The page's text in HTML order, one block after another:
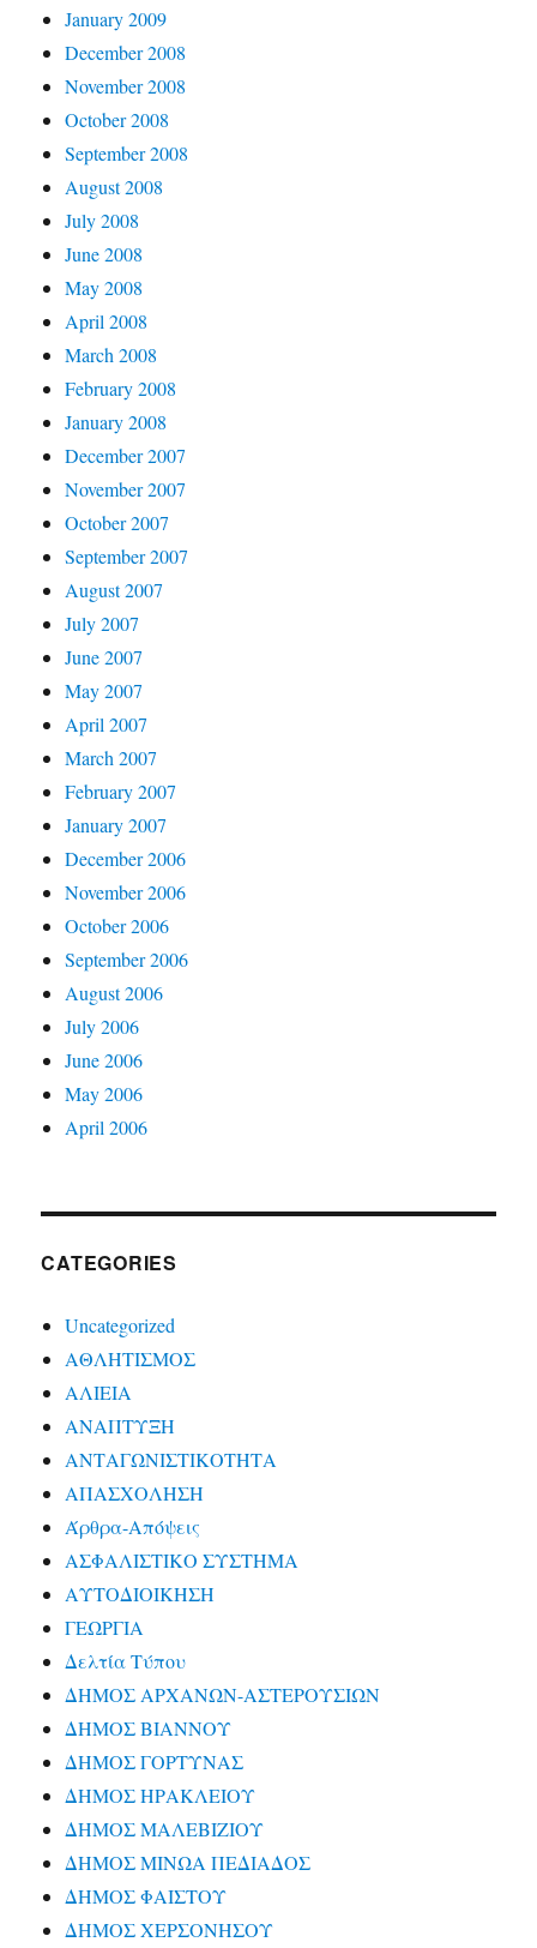
January 2009
December 2008
November 2008
October 2008
September 2008
August 2008
July 2008
June 2008
May 2008
April 2008
March 2008
February 2008
January 2008
December 2007
November 2007
October 2007
September 2007
August 2007
July 2007
June 2007
May 2007
April 2007
March 2007
February 2007
January 2007
December 2006
November 2006
October 2006
September 2006
August 2006
July 2006
June 2006
May 2006
April 2006
CATEGORIES
Uncategorized
ΑΘΛΗΤΙΣΜΟΣ
ΑΛΙΕΙΑ
ΑΝΑΠΤΥΞΗ
ΑΝΤΑΓΩΝΙΣΤΙΚΟΤΗΤΑ
ΑΠΑΣΧΟΛΗΣΗ
Άρθρα-Απόψεις
ΑΣΦΑΛΙΣΤΙΚΟ ΣΥΣΤΗΜΑ
ΑΥΤΟΔΙΟΙΚΗΣΗ
ΓΕΩΡΓΙΑ
Δελτία Τύπου
ΔΗΜΟΣ ΑΡΧΑΝΩΝ-ΑΣΤΕΡΟΥΣΙΩΝ
ΔΗΜΟΣ ΒΙΑΝΝΟΥ
ΔΗΜΟΣ ΓΟΡΤΥΝΑΣ
ΔΗΜΟΣ ΗΡΑΚΛΕΙΟΥ
ΔΗΜΟΣ ΜΑΛΕΒΙΖΙΟΥ
ΔΗΜΟΣ ΜΙΝΩΑ ΠΕΔΙΑΔΟΣ
ΔΗΜΟΣ ΦΑΙΣΤΟΥ
ΔΗΜΟΣ ΧΕΡΣΟΝΗΣΟΥ